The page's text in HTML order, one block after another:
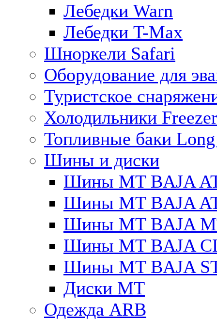
Лебедки Warn
Лебедки T-Max
Шноркели Safari
Оборудование для
Туристское
Холодильники
Топливные баки
Шины и диски
Шины MT BAJA
Шины MT BAJA
Шины MT BAJA
Шины MT BAJA
Шины MT BAJA
Диски MT
Одежда ARB